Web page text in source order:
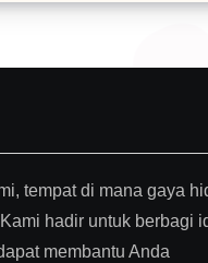
tempat di mana gaya
hadir untuk berbagi
membantu Anda